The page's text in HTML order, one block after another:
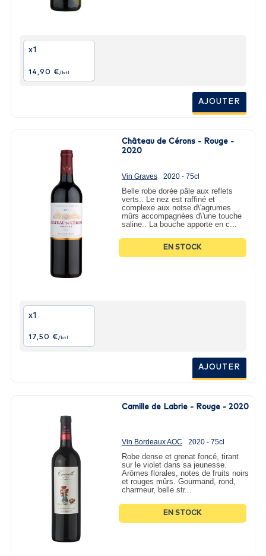
La vigne est présente dans le bordelais depuis l’époque
romaine. Mais sa renommée remonte au Moyen-Age.
ville prospère dès le XVIIe siècle grâce au commerce colonial.
Bordeaux sont présentés lors de l’Exposition universelle de
x1
14,90 € /btl
AJOUTER
Château de Cérons - Rouge -
2020
Vin Graves 2020 - 75cl
Belle robe dorée pâle aux reflets
verts.. Le nez est raffiné et
complexe aux notse d\'agrumes
mûrs accompagnées d\'une touche
saline.. La bouche apporte en c...
EN STOCK
x1
17,50 €/btl
AJOUTER
Camille de Labrie - Rouge - 2020
Vin Bordeaux AOC 2020 - 75cl
Robe dense et grenat foncé, tirant
sur le violet dans sa jeunesse.
Arômes florales, notes de fruits noirs
et rouges mûrs. Gourmand, rond,
charmeur, belle str...
EN STOCK